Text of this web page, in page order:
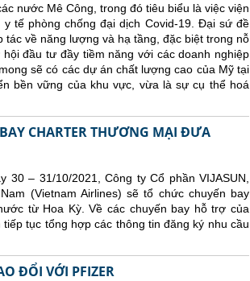
nước Mê Công, trong đó tiêu biểu là việc viện
tế phòng chống đại dịch Covid-19. Đại sứ đề
về năng lượng và hạ tầng, đặc biệt trong nỗ
đầu tư đầy tiềm năng với các doanh nghiệp
sẽ có các dự án chất lượng cao của Mỹ tại
bền vững của khu vực, vừa là sự cụ thể hoá
CHARTER THƯƠNG MẠI ĐƯA
– 31/10/2021, Công ty Cổ phần VIJASUN,
(Vietnam Airlines) sẽ tổ chức chuyến bay
từ Hoa Kỳ. Về các chuyến bay hỗ trợ của
tục tổng hợp các thông tin đăng ký nhu cầu
ĐỔI VỚI PFIZER